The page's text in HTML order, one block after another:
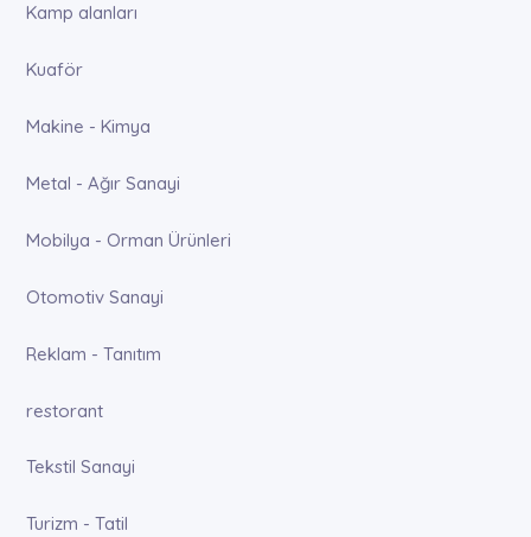
Kamp alanları
Kuaför
Makine - Kimya
Metal - Ağır Sanayi
Mobilya - Orman Ürünleri
Otomotiv Sanayi
Reklam - Tanıtım
restorant
Tekstil Sanayi
Turizm - Tatil